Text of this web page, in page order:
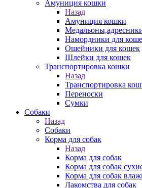
Амуниция кошки
Назад
Амуниция кошки
Намордники для
Ошейники для кошек
Шлейки для кошек
Транспортировка кошки
Назад
Транспортировка
Переноски
Сумки
Собаки
Назад
Собаки
Корма для собак
Назад
Корма для собак
Корма для собак
Корма для собак
Лакомства для собак